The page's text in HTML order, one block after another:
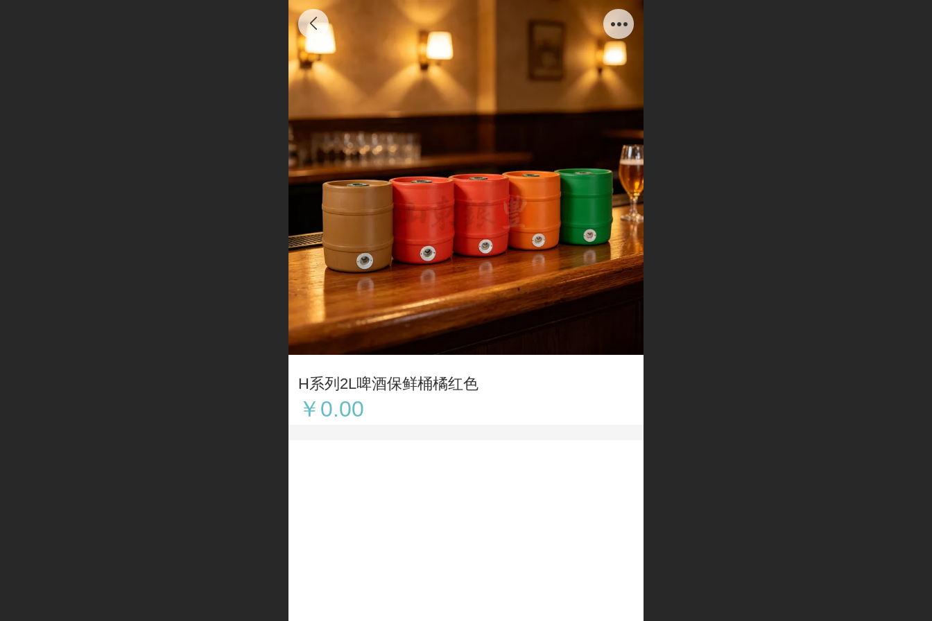
H系列2L啤酒保鲜桶橘红色
￥0.00